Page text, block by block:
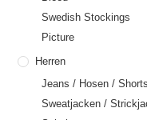
Swedish Stockings
Picture
Herren
Jeans / Hosen / Shorts
Sweatjacken /